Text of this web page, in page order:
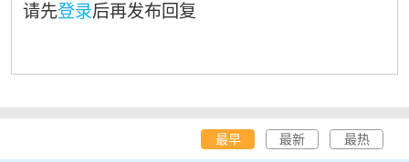
请先登录后再发布回复
最早 最新 最热